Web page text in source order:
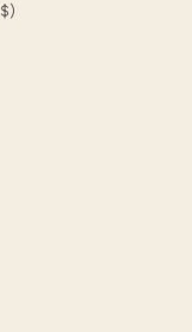
Amerikanische Überseeinseln (USD $)